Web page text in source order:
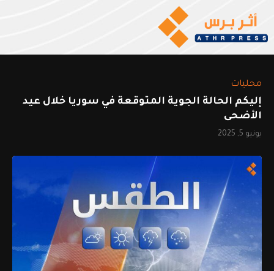
محليات
إليكم الحالة الجوية المتوقعة في سوريا خلال عيد
الأضحى
يونيو 5, 2025